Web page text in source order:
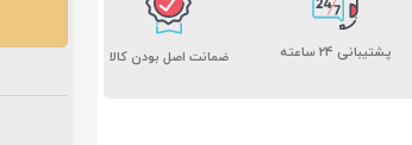
پشتیبانی ۲۴ ساعته ضمانت اصل بودن کالا